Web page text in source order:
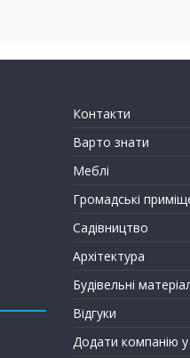
Контакти
Варто знати
Меблі
Громадські
Садівництво
Архітектура
Будівельні
Відгуки
Додати компанію у